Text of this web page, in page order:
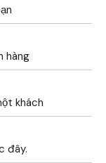
hàng
khách
đây.